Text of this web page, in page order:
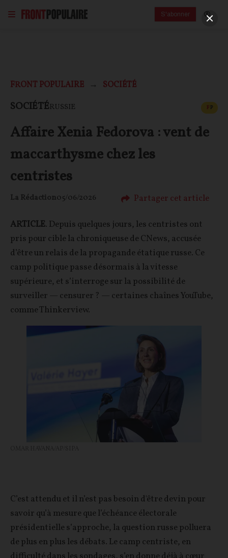
S'abonner
FRONT POPULAIRE SOCIÉTÉ
SOCIÉTÉRUSSIE FP
Affaire Xenia Fedorova : vent de
maccarthysme chez les
centristes
La Rédaction05/06/2026 Partager cet article
ARTICLE. Depuis quelques jours, les centristes ont
pris pour cible la chroniqueuse de CNews, accusée
d’être un relais de la propagande étatique russe. Ce
camp politique passe désormais à la vitesse
supérieure, et s’interroge sur la possibilité de
surveiller — censurer ? — certaines chaînes YouTube,
comme Thinkerview.
C’est attendu et il n’est pas besoin d'être devin pour
savoir qu’à mesure que l’échéance électorale
présidentielle s’approche, la question russe polluera
de plus en plus les débats. Le camp centriste, en